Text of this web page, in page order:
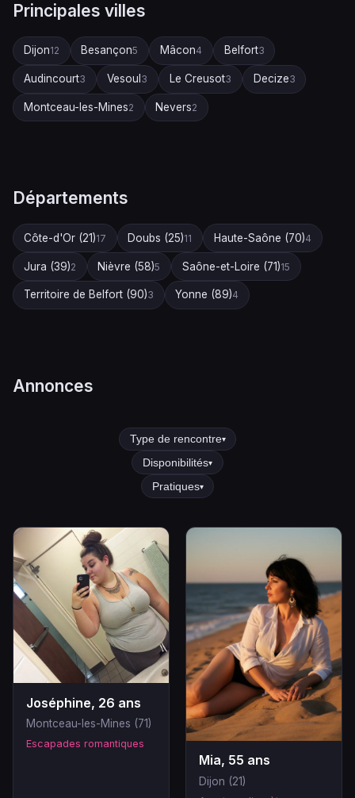
Principales villes
Dijon12 Besançon5 Mâcon4 Belfort3
Audincourt3 Vesoul 3 Le Creusot3 Decize3
Montceau-les-Mines2 Nevers2
Départements
Côte-d'Or (21)17 Doubs (25)11 Haute-Saône (70)4
Jura (39)2 Nièvre (58)5 Saône-et-Loire (71)15
Territoire de Belfort (90)3 Yonne (89)4
Annonces
Type de rencontre▾
Disponibilités▾
Pratiques▾
Joséphine, 26 ans
Montceau-les-Mines (71)
Escapades romantiques
Mia, 55 ans
Dijon (21)